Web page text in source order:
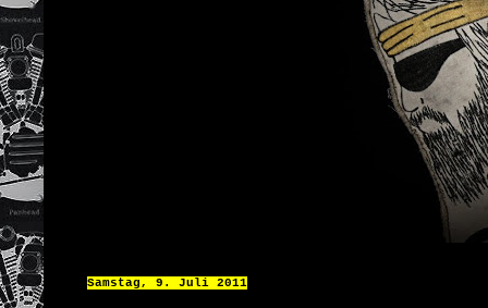
Samstag, 9. Juli 2011